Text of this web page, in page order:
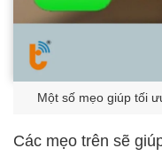
Một số mẹo giúp tối
Các mẹo trên sẽ